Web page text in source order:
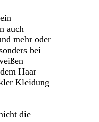
auch
mehr oder
bei
Haar
Kleidung
die